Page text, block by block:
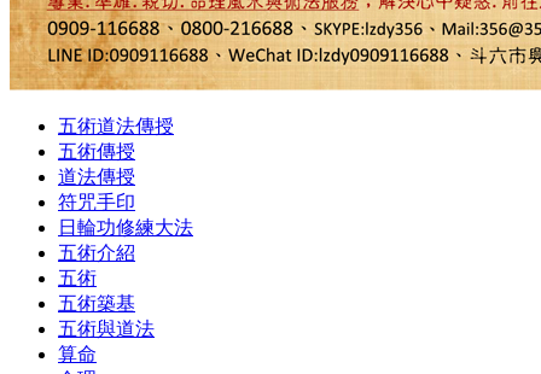
五術道法傳授
五術傳授
道法傳授
符咒手印
日輪功修練大法
五術介紹
五術
五術築基
五術與道法
算命